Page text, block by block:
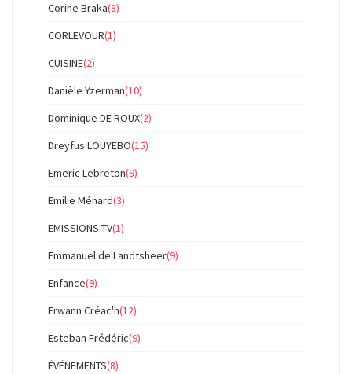
Corine Braka(8)
CORLEVOUR(1)
CUISINE(2)
Danièle Yzerman(10)
Dominique DE ROUX(2)
Dreyfus LOUYEBO(15)
Emeric Lebreton(9)
Emilie Ménard(3)
EMISSIONS TV(1)
Emmanuel de Landtsheer(9)
Enfance(9)
Erwann Créac'h(12)
Esteban Frédéric(9)
ÉVÉNEMENTS(8)